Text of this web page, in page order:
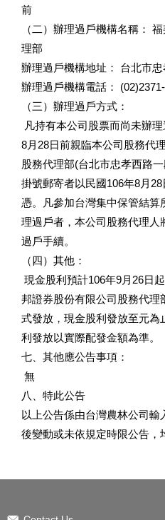
前
（二）辦理過戶機構名稱：
理部
辦理過戶機構地址： 台北市
辦理過戶機構電話：
（三）辦理過戶方式：
凡持有本公司股票而尚未辦
8月28日前親臨本公司股務代
股務代理部(台北市忠孝西路
掛號郵寄者以民國106年8月
憑。凡參加台灣集中保管結
理過戶者，本公司股務代理人
過戶手續。
（四）其他：
現金股利預計106年9月26日
邦證券股份有限公司股務代理
式發放，現金股利發放至元為
利發放以實際配發金額為準。
七、其他應公告事項：
無
八、特此公告
以上公告係由台灣農林公司
後變動或未依規定時限公告，